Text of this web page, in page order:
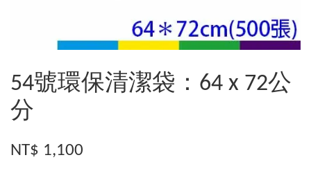
54號環保清潔袋：64 x 72公
分
NT$ 1,100